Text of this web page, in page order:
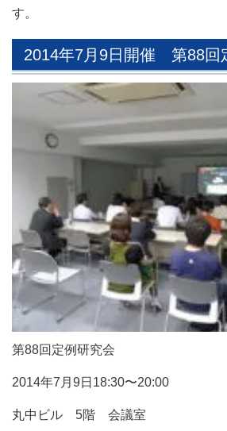
す。
2014年7月9日開催 第88回
第88回定例研究会
2014年7月9日18:30〜20:00
丸中ビル 5階 会議室